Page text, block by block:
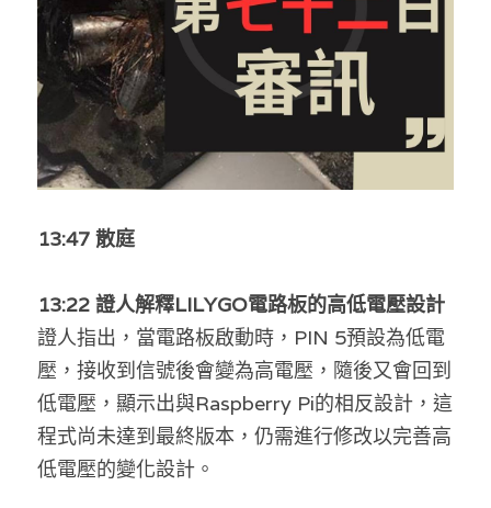
民主派騙案十式
反華推手起底
美西霸凌內幕
美西極權主義
真相直擊
林淑芳專欄
屈穎妍專欄
朱庭萱專欄
莫綺琪專欄
黃萬成專欄
高松傑專欄
林伯強專欄
馮煒光專欄
趙處機專欄
絕密法庭檔案
醫院口岸爆炸案
屠龍小隊案
黎智英案審訊
支聯會案
生活
吃喝玩指南
休閒好介紹
親子
關於我們
人才招聘
投稿熱線
支持讚助
條款及細則
關於我們
搜索
繁體中文
English
13:47 散庭
13:22 證人解釋LILYGO電路板的高低電壓設計
證人指出，當電路板啟動時，PIN 5預設為低電
壓，接收到信號後會變為高電壓，隨後又會回到
低電壓，顯示出與Raspberry Pi的相反設計，這
程式尚未達到最終版本，仍需進行修改以完善高
低電壓的變化設計。